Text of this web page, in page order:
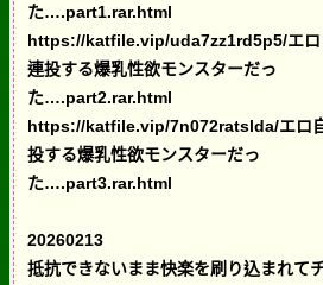
た….part1.rar.html
https://katfile.vip/uda7zz1rd5p5/エロ
連投する爆乳性欲モンスターだっ
た….part2.rar.html
https://katfile.vip/7n072ratslda/エロ
投する爆乳性欲モンスターだっ
た….part3.rar.html
20260213
抵抗できないまま快楽を刷り込まれて